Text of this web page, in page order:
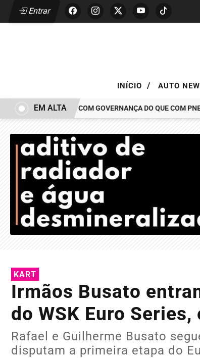
Entrar
INÍCIO / AUTO
TEM MAIS A VER COM GOVERNANÇA DO QUE COM
EM ALTA
KART
Irmãos Busato
do WSK Euro
Rafael e Guilherme Busato
disputam a primeira etapa do